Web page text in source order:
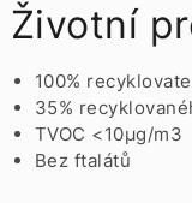
Životní
100%
35%
TVOC <10µg/m3
Bez ftalátů